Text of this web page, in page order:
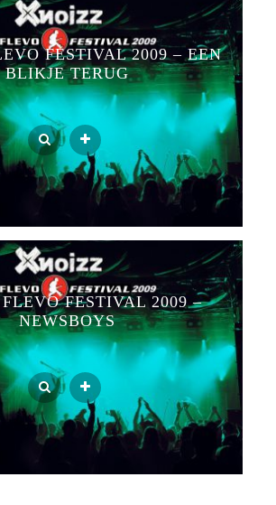
FESTIVAL 2009 – EEN
BLIKJE TERUG
FESTIVAL 2009 –
NEWSBOYS